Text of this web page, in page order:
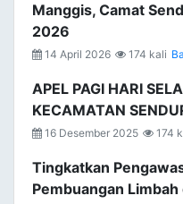
Manggis, Camat
2026
14 April 2026 174 kali
APEL PAGI HARI
KECAMATAN
16 Desember 2025 174
Tingkatkan
Pembuangan Limbah